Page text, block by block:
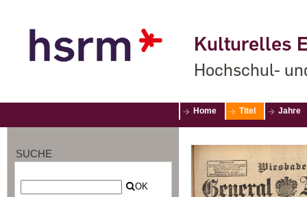
Kulturelles
Hochschul-
Home Titel Jahre
SUCHE
OK